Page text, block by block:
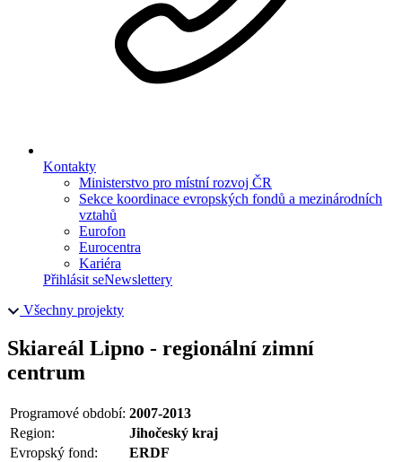
Kontakty
Ministerstvo pro místní rozvoj ČR
Sekce koordinace evropských fondů a mezinárodních
vztahů
Eurofon
Eurocentra
Kariéra
Přihlásit seNewslettery
Všechny projekty
Skiareál Lipno - regionální zimní
centrum
Programové období: 2007-2013
Region:
Jihočeský kraj
Evropský fond:
ERDF